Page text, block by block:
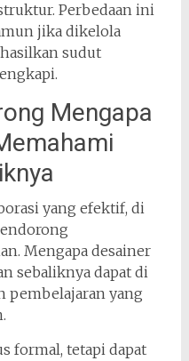
Perbedaan ini
jika dikelola
sudut
Mengapa
yang efektif, di
Mengapa desainer
sebaliknya dapat di
pembelajaran yang
formal, tetapi dapat